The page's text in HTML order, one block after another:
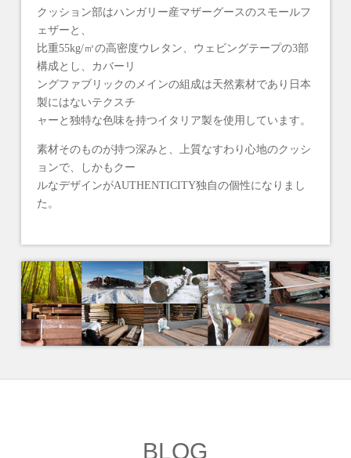
クッション部はハンガリー産マザーグースのスモールフ
ェザーと、
比重55kg/㎥の高密度ウレタン、ウェビングテープの3部
構成とし、カバーリ
ングファブリックのメインの組成は天然素材であり日本
製にはないテクスチ
ャーと独特な色味を持つイタリア製を使用しています。
素材そのものが持つ深みと、上質なすわり心地のクッシ
ョンで、しかもクー
ルなデザインがAUTHENTICITY独自の個性になりまし
た。
BLOG